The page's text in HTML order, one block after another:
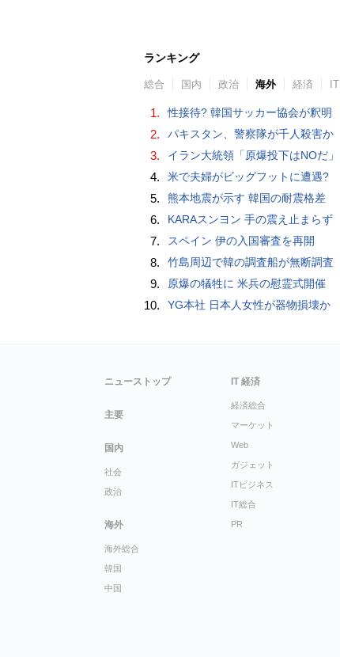
ランキング
総合 国内 政治 海外 経済 IT
1. 性接待? 韓国サッカー協会が釈明
2. パキスタン、警察隊が千人殺害か
3. イラン大統領「原爆投下はNOだ」
4. 米で夫婦がビッグフットに遭遇?
5. 熊本地震が示す 韓国の耐震格差
6. KARAスンヨン 手の震え止まらず
7. スペイン 伊の入国審査を再開
8. 竹島周辺で韓の調査船が無断調査
9. 原爆の犠牲に 米兵の慰霊式開催
10. YG本社 日本人女性が器物損壊か
ニューストップ
主要
国内
社会
政治
海外
海外総合
韓国
中国
IT 経済
経済総合
マーケット
Web
ガジェット
ITビジネス
IT総合
PR